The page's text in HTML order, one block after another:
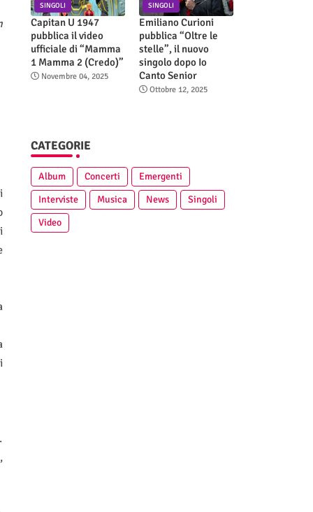
SINGOLI
Capitan U 1947
pubblica il video
ufficiale di “Mamma
1 Mamma 2 (Credo)”
Novembre 04, 2025
SINGOLI
Emiliano Curioni
pubblica “Oltre le
stelle”, il nuovo
singolo dopo Io
Canto Senior
Ottobre 12, 2025
CATEGORIE
Album Concerti
Emergenti
Interviste
Musica News
Singoli
Video